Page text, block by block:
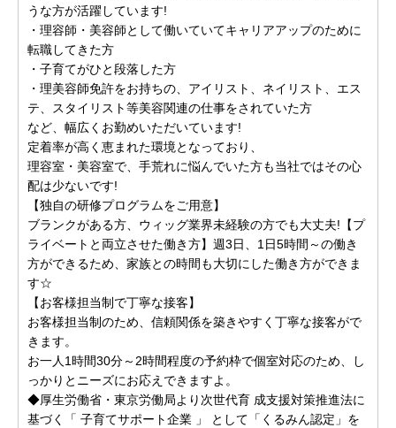
うな方が活躍しています!
・理容師・美容師として働いていてキャリアアップのために
転職してきた方
・子育てがひと段落した方
・理美容師免許をお持ちの、アイリスト、ネイリスト、エス
テ、スタイリスト等美容関連の仕事をされていた方
など、幅広くお勤めいただいています!
定着率が高く恵まれた環境となっており、
理容室・美容室で、手荒れに悩んでいた方も当社ではその心
配は少ないです!
【独自の研修プログラムをご用意】
ブランクがある方、ウィッグ業界未経験の方でも大丈夫!【プ
ライベートと両立させた働き方】週3日、1日5時間～の働き
方ができるため、家族との時間も大切にした働き方ができま
す☆
【お客様担当制で丁寧な接客】
お客様担当制のため、信頼関係を築きやすく丁寧な接客がで
きます。
お一人1時間30分～2時間程度の予約枠で個室対応のため、し
っかりとニーズにお応えできますよ。
◆厚生労働省・東京労働局より次世代育 成支援対策推進法に
基づく「 子育てサポート企業 」 として「くるみん認定」を